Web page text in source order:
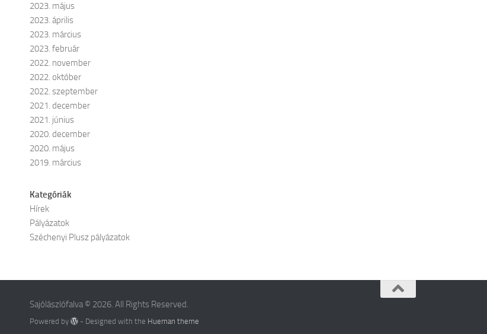
2023. május
2023. április
2023. március
2023. február
2022. november
2022. október
2022. szeptember
2021. december
2021. június
2020. december
2020. május
2019. március
Kategóriák
Hírek
Pályázatok
Széchenyi Plusz pályázatok
Sajólászlófalva © 2026. All Rights Reserved.
Powered by - Designed with the Hueman theme